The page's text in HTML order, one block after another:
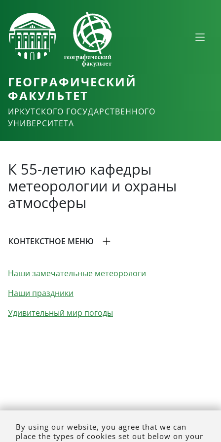
ГЕОГРАФИЧЕСКИЙ
ФАКУЛЬТЕТ
ИРКУТСКОГО ГОСУДАРСТВЕННОГО
УНИВЕРСИТЕТА
К 55-летию кафедры
метеорологии и охраны
атмосферы
КОНТЕКСТНОЕ МЕНЮ
Наши замечательные метеорологи
Наши праздники
Удивительный мир погоды
By using our website, you agree that we can
place the types of cookies set out below on your